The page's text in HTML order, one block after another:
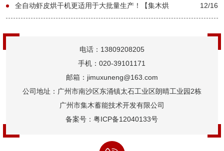
全自动虾皮烘干机更适用于大批量生产！【集木烘 12/16
电话：13809208205
手机：020-39101171
邮箱：jimuxuneng@163.com
公司地址：广州市南沙区东涌镇太石工业区朗晴工业园2栋
广州市集木蓄能技术开发有限公司
备案号：粤ICP备12040133号